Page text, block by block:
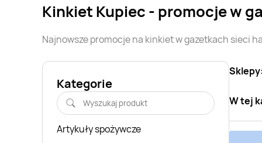
kinkiet Kupiec - promocje w
Najnowsze promocje na kinkietw gazetkach sieci
Kategorie
Artykuły spożywcze
W tej